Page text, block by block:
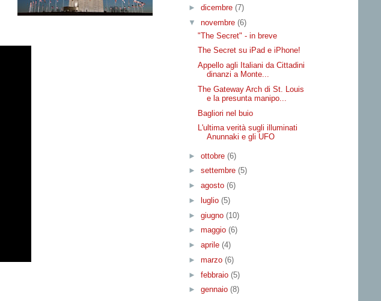
► dicembre (7)
▼ novembre (6)
"The Secret" - in breve
The Secret su iPad e iPhone!
Appello agli Italiani da Cittadini
dinanzi a Monte...
The Gateway Arch di St. Louis
e la presunta manipo...
Bagliori nel buio
L'ultima verità sugli illuminati
Anunnaki e gli UFO
► ottobre (6)
► settembre (5)
► agosto (6)
►
luglio (5)
► giugno (10)
► maggio (6)
► aprile (4)
► marzo (6)
► febbraio (5)
► gennaio (8)